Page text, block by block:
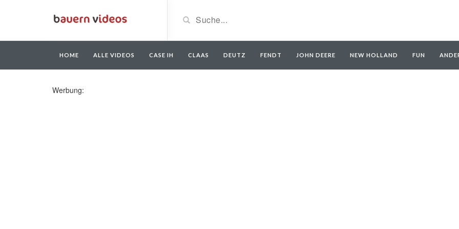
HOME ALLE VIDEOS CASE IH CLAAS DEUTZ FENDT JOHN DEERE NEW HOLLAND FUN
Werbung: